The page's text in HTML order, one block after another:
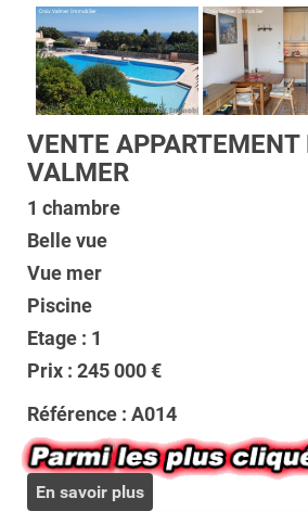
VENTE APPARTEMENT
VALMER
1 chambre
Belle vue
Vue mer
Piscine
Etage : 1
Prix : 245 000 €
Référence : A014
En savoir plus